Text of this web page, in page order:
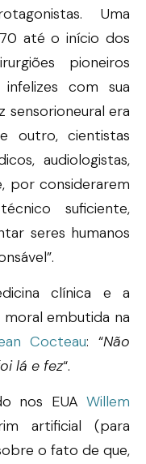
Uma
até o início dos
pioneiros
com sua
sensorioneural era
outro, cientistas
audiologistas,
por considerarem
suficiente,
seres humanos
clínica e a
moral embutida na
Cocteau: “Não
lá e fez“.
nos EUA Willem
artificial (para
o fato de que,